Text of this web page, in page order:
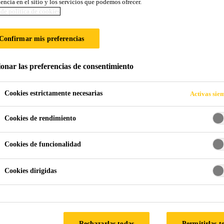
Y DE
en el sitio y los servicios que podemos ofrecer.
politica de cookies
mis preferencias
las preferencias de consentimiento
Cookies estrictamente necesarias Activas
Cookies de rendimiento
Cookies de funcionalidad
Cookies dirigidas